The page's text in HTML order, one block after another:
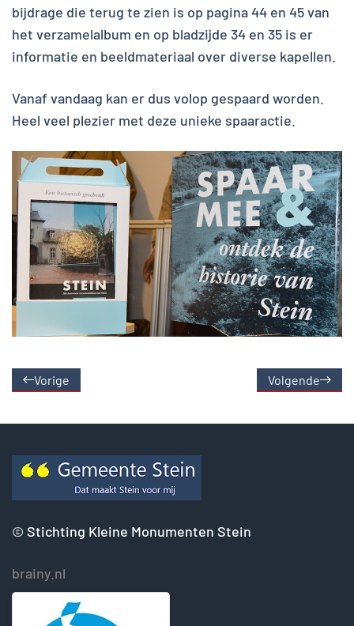
bijdrage die terug te zien is op pagina 44 en 45 van
het verzamelalbum en op bladzijde 34 en 35 is er
informatie en beeldmateriaal over diverse kapellen.
Vanaf vandaag kan er dus volop gespaard worden.
Heel veel plezier met deze unieke spaaractie.
Vorige Volgende
© Stichting Kleine Monumenten Stein
brainy.nl